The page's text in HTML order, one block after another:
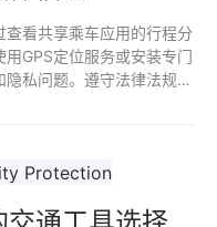
看共享乘车应用的行程分
GPS定位服务或安装专门
私问题。遵守法律法规，